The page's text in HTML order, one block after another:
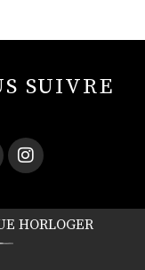
SUIVRE
HORLOGER